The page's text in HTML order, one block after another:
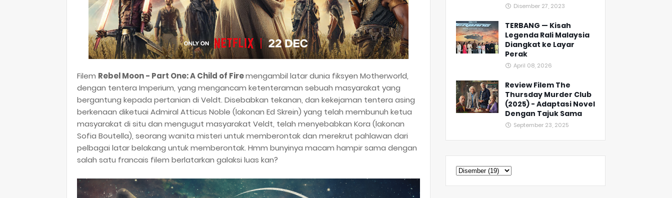
Filem Rebel Moon - Part One: A Child of Firemengambil latar dunia fiksyen Motherworld,
dengan tentera Imperium, yang mengancam ketenteraman sebuah masyarakat yang
bergantung kepada pertanian di Veldt. Disebabkan tekanan, dan kekejaman tentera asing
berkenaan diketuai Admiral Atticus Noble (lakonan Ed Skrein) yang telah membunuh ketua
masyarakat di situ dan mengugut masyarakat Veldt, telah menyebabkan Kora (lakonan
Sofia Boutella), seorang wanita misteri untuk memberontak dan merekrut pahlawan dari
pelbagai latar belakang untuk memberontak. Hmm bunyinya macam hampir sama dengan
salah satu francais filem berlatarkan galaksi luas kan?
Disember 27, 2023
TERBANG — Kisah
Legenda Rali Malaysia
Diangkat ke Layar
Perak
April 08, 2026
Review Filem The
Thursday Murder Club
(2025) - Adaptasi Novel
Dengan Tajuk Sama
September 23, 2025